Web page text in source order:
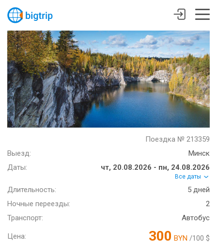
Поездка № 213359
Выезд:
Минск
Даты:
чт, 20.08.2026 - пн, 24.08.2026
Все даты
Длительность:
5 дней
Ночные переезды:
2
Транспорт:
Автобус
Цена: 300 BYN /100 $